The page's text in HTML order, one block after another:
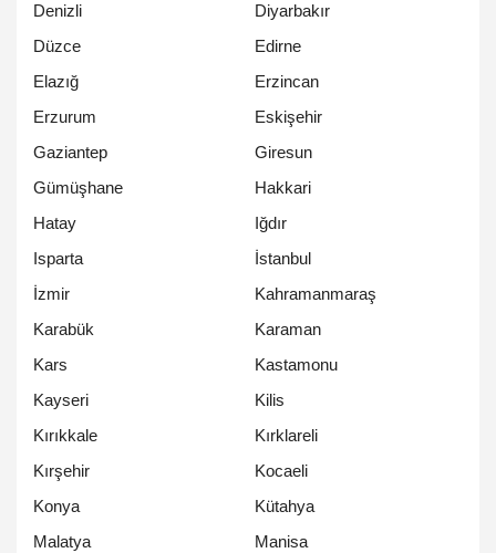
Denizli
Diyarbakır
Düzce
Edirne
Elazığ
Erzincan
Erzurum
Eskişehir
Gaziantep
Giresun
Gümüşhane
Hakkari
Hatay
Iğdır
Isparta
İstanbul
İzmir
Kahramanmaraş
Karabük
Karaman
Kars
Kastamonu
Kayseri
Kilis
Kırıkkale
Kırklareli
Kırşehir
Kocaeli
Konya
Kütahya
Malatya
Manisa